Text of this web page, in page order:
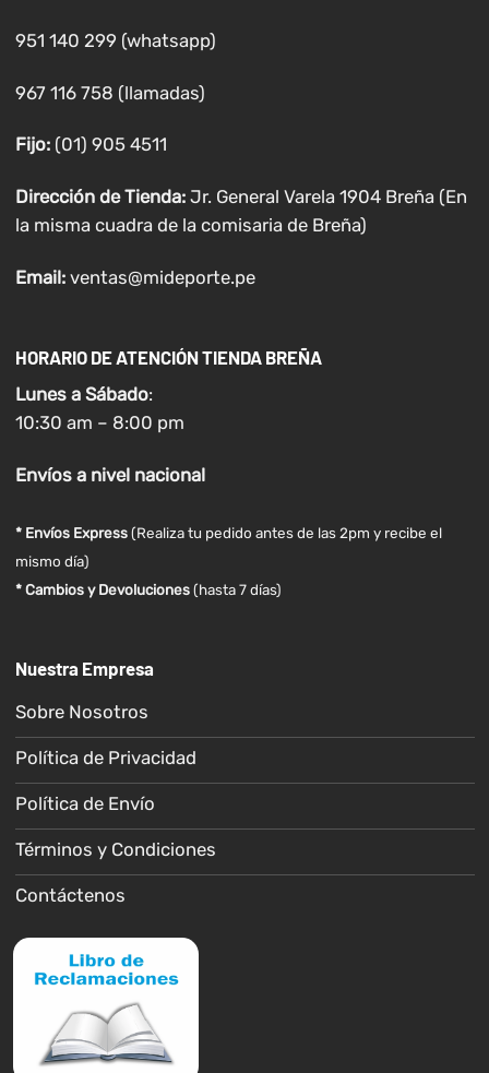
951 140 299 (whatsapp)
967 116 758 (llamadas)
Fijo:(01) 905 4511
Dirección de Tienda: Jr. General Varela 1904 Breña (En
la misma cuadra de la comisaria de Breña)
Email: ventas@mideporte.pe
HORARIO DE ATENCIÓN TIENDA BREÑA
Lunes a Sábado:
10:30 am – 8:00 pm
Envíosa nivel nacional
* Envíos Express(Realiza tu pedido antes de las 2pm y recibe el
mismo día)
* Cambios y Devoluciones (hasta 7 días)
Nuestra Empresa
Sobre Nosotros
Política de Privacidad
Política de Envío
Términos y Condiciones
Contáctenos